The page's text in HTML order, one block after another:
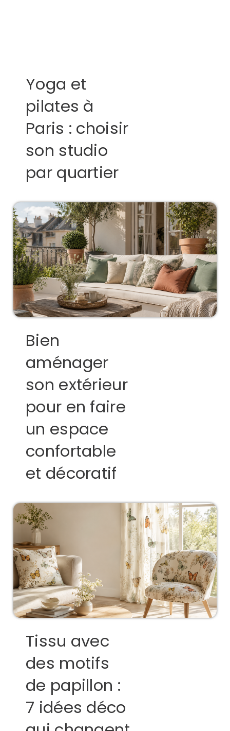
Yoga et
pilates à
Paris : choisir
son studio
par quartier
Bien
aménager
son extérieur
pour en faire
un espace
confortable
et décoratif
Tissu avec
des motifs
de papillon :
7 idées déco